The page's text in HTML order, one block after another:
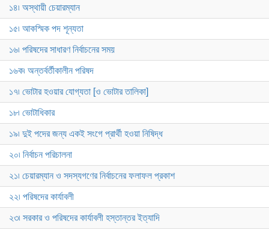
১৪৷ অস্থায়ী চেয়ারম্যান
১৫৷ আকস্মিক পদ শূন্যতা
১৬৷ পরিষদের সাধারণ নির্বাচনের সময়
১৬ক৷ অন্তর্বর্তীকালীন পরিষদ
১৭৷ ভোটার হওয়ার যোগ্যতা [ও ভোটার তালিকা]
১৮৷ ভোটাধিকার
১৯৷ দুই পদের জন্য একই সংগে প্রার্থী হওয়া নিষিদ্ধ
২০৷ নির্বাচন পরিচালনা
২১৷ চেয়ারম্যান ও সদস্যগণের নির্বাচনের ফলাফল প্রকাশ
২২৷ পরিষদের কার্যাবলী
২৩৷ সরকার ও পরিষদের কার্যাবলী হস্তান্তর ইত্যাদি